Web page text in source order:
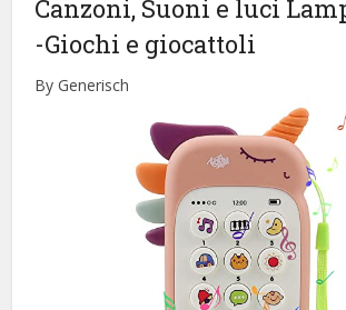
Canzoni, Suoni e luci
-Giochi e giocattoli
By Generisch